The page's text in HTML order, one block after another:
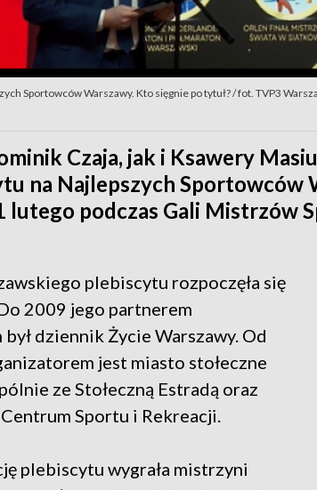
Sportowców Warszawy. Kto sięgnie po tytuł? / fot. TVP3
Czaja, jak i Ksawery
na Najlepszych Sportowców
lutego podczas Gali Mistrzów
plebiscytu rozpoczęła się
2009 jego partnerem
dziennik Życie Warszawy. Od
jest miasto stołeczne
ze Stołeczną Estradą oraz
Sportu i Rekreacji.
plebiscytu wygrała mistrzyni